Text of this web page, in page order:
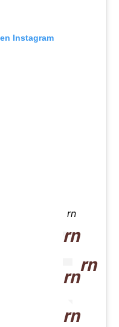
Instagram
rn
rn
rn
rn
rn